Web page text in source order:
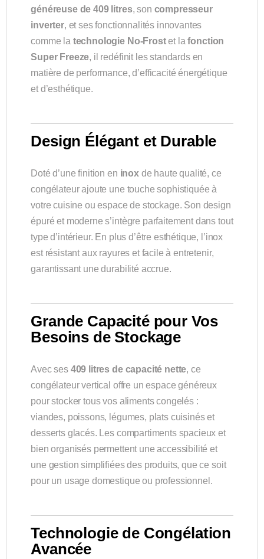
généreuse de 409 litres, son compresseur
inverter, et ses fonctionnalités innovantes
comme la technologie No-Frostet lafonction
Super Freeze, il redéfinit les standards en
matière de performance, d’efficacité énergétique
et d’esthétique.
Design Élégant et Durable
Doté d’une finition en inoxde haute qualité, ce
congélateur ajoute une touche sophistiquée à
votre cuisine ou espace de stockage. Son design
épuré et moderne s’intègre parfaitement dans tout
type d’intérieur. En plus d’être esthétique, l’inox
est résistant aux rayures et facile à entretenir,
garantissant une durabilité accrue.
Grande Capacité pour Vos
Besoins de Stockage
Avec ses 409 litres de capacité nette, ce
congélateur vertical offre un espace généreux
pour stocker tous vos aliments congelés :
viandes, poissons, légumes, plats cuisinés et
desserts glacés. Les compartiments spacieux et
bien organisés permettent une accessibilité et
une gestion simplifiées des produits, que ce soit
pour un usage domestique ou professionnel.
Technologie de Congélation
Avancée